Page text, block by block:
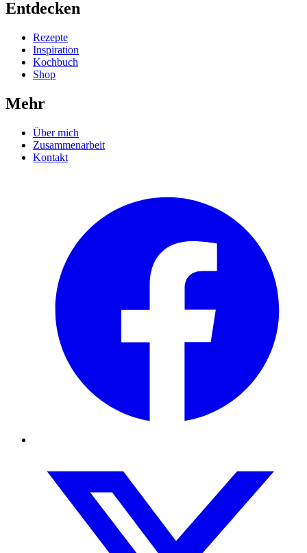
Entdecken
Rezepte
Inspiration
Kochbuch
Shop
Mehr
Über mich
Zusammenarbeit
Kontakt